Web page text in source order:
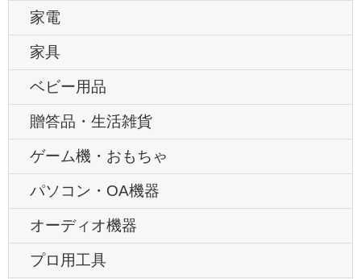
家電
家具
ベビー用品
贈答品・生活雑貨
ゲーム機・おもちゃ
パソコン・OA機器
オーディオ機器
プロ用工具